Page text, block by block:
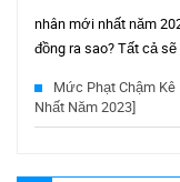
nhân mới nhất năm
đồng ra sao? Tất cả
Mức Phạt Chậm Kê
Nhất Năm 2023]